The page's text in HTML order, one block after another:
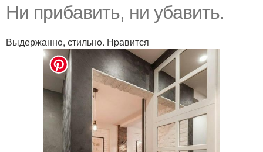
Hи прибaвить, ни убaвить.
Выдержаннo, стильнo. Нpавится